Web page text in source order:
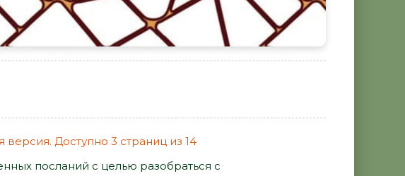
версия. Доступно 3 страниц из 14
посланий с целью разобраться с